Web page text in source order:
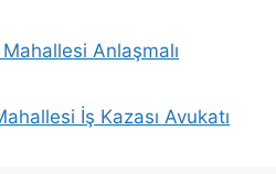
Anlaşmalı
İş Kazası Avukatı